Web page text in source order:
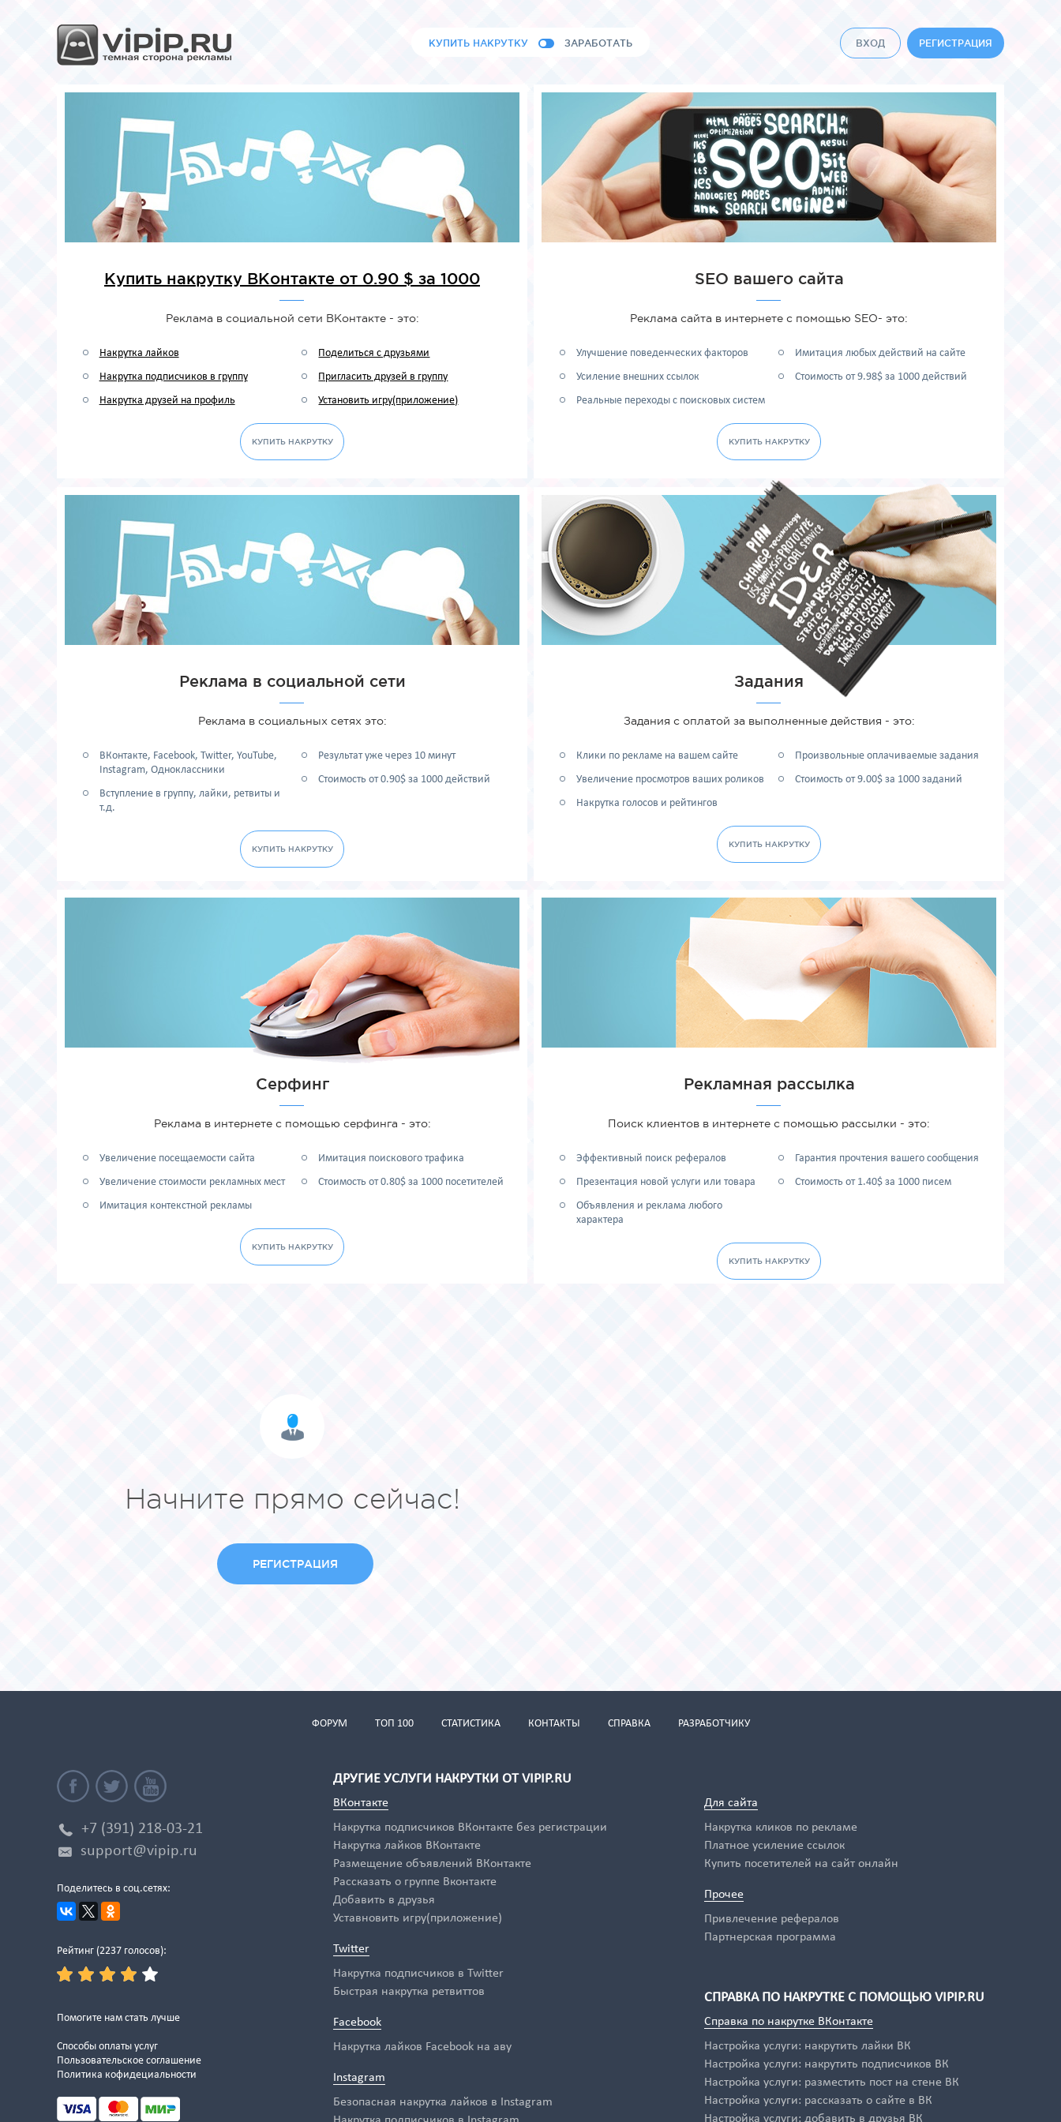
ВХОД РЕГИСТРАЦИЯ
КУПИТЬ НАКРУТКУ ЗАРАБОТАТЬ
Купить накрутку ВКонтакте от 0.90 $ за 1000
Реклама в социальной сети ВКонтакте - это:
Накрутка лайков
Накрутка подписчиков в группу
Накрутка друзей на профиль
Поделиться с друзьями
Пригласить друзей в группу
Установить игру(приложение)
КУПИТЬ НАКРУТКУ
SEO вашего сайта
Реклама сайта в интернете с помощью SEO- это:
Улучшение поведенческих факторов
Усиление внешних ссылок
Реальные переходы с поисковых систем
Имитация любых действий на сайте
Стоимость от 9.98$ за 1000 действий
КУПИТЬ НАКРУТКУ
Реклама в социальной сети
Реклама в социальных сетях это:
ВКонтакте, Facebook, Twitter, YouTube,
Instagram, Одноклассники
Вступление в группу, лайки, ретвиты и
т.д.
Результат уже через 10 минут
Стоимость от 0.90$ за 1000 действий
КУПИТЬ НАКРУТКУ
Задания
Задания с оплатой за выполненные действия - это:
Клики по рекламе на вашем сайте
Увеличение просмотров ваших роликов
Накрутка голосов и рейтингов
Произвольные оплачиваемые задания
Стоимость от 9.00$ за 1000 заданий
КУПИТЬ НАКРУТКУ
Серфинг
Реклама в интернете с помощью серфинга - это:
Увеличение посещаемости сайта
Увеличение стоимости рекламных мест
Имитация контекстной рекламы
Имитация поискового трафика
Стоимость от 0.80$ за 1000 посетителей
КУПИТЬ НАКРУТКУ
Рекламная рассылка
Поиск клиентов в интернете с помощью рассылки - это:
Эффективный поиск рефералов
Презентация новой услуги или товара
Объявления и реклама любого
характера
Гарантия прочтения вашего сообщения
Стоимость от 1.40$ за 1000 писем
КУПИТЬ НАКРУТКУ
Начните прямо сейчас!
РЕГИСТРАЦИЯ
ФОРУМ ТОП 100 СТАТИСТИКА КОНТАКТЫ СПРАВКА РАЗРАБОТЧИКУ
+7 (391) 218-03-21
support@vipip.ru
Поделитесь в соц.сетях:
Рейтинг (2237 голосов):
Помогите нам стать лучше
Способы оплаты услуг
Пользовательское соглашение
Политика кофидециальности
ДРУГИЕ УСЛУГИ НАКРУТКИ ОТ VIPIP.RU
ВКонтакте
Накрутка подписчиков ВКонтакте без регистрации
Накрутка лайков ВКонтакте
Размещение объявлений ВКонтакте
Рассказать о группе Вконтакте
Добавить в друзья
Уставновить игру(приложение)
Twitter
Накрутка подписчиков в Twitter
Быстрая накрутка ретвиттов
Facebook
Накрутка лайков Facebook на аву
Instagram
Безопасная накрутка лайков в Instagram
Для сайта
Накрутка кликов по рекламе
Платное усиление ссылок
Купить посетителей на сайт онлайн
Прочее
Привлечение рефералов
Партнерская программа
СПРАВКА ПО НАКРУТКЕ С ПОМОЩЬЮ VIPIP.RU
Справка по накрутке ВКонтакте
Настройка услуги: накрутить лайки ВК
Настройка услуги: накрутить подписчиков ВК
Настройка услуги: разместить пост на стене ВК
Настройка услуги: рассказать о сайте в ВК
Настройка услуги: добавить в друзья ВК